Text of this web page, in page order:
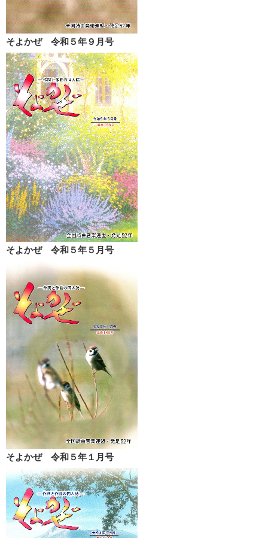
そよかぜ 令和５年９月号
そよかぜ 令和５年５月号
そよかぜ 令和５年１月号